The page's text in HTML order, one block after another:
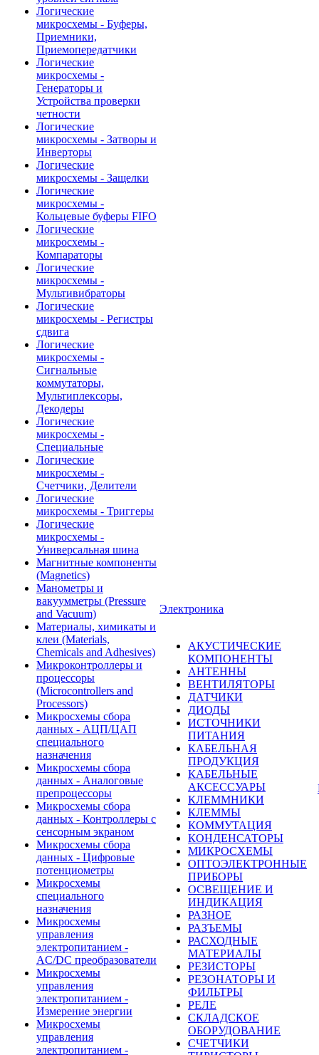
Логические
микросхемы - Буферы,
Приемники,
Приемопередатчики
Логические
микросхемы -
Генераторы и
Устройства проверки
четности
Логические
микросхемы - Затворы и
Инверторы
Логические
микросхемы - Защелки
Логические
микросхемы -
Кольцевые буферы FIFO
Логические
микросхемы -
Компараторы
Логические
микросхемы -
Мультивибраторы
Логические
микросхемы - Регистры
сдвига
Логические
микросхемы -
Сигнальные
коммутаторы,
Мультиплексоры,
Декодеры
Логические
микросхемы -
Специальные
Логические
микросхемы -
Счетчики, Делители
Логические
микросхемы - Триггеры
Логические
микросхемы -
Универсальная шина
Магнитные компоненты
(Magnetics)
Манометры и
вакуумметры (Pressure
and Vacuum)
Материалы, химикаты и
клеи (Materials,
Chemicals and Adhesives)
Микроконтроллеры и
процессоры
(Microcontrollers and
Processors)
Микросхемы сбора
данных - АЦП/ЦАП
специального
назначения
Микросхемы сбора
данных - Аналоговые
препроцессоры
Микросхемы сбора
данных - Контроллеры с
сенсорным экраном
Микросхемы сбора
данных - Цифровые
потенциометры
Микросхемы
специального
назначения
Микросхемы
управления
электропитанием -
AC/DC преобразователи
Микросхемы
управления
электропитанием -
Измерение энергии
Микросхемы
управления
электропитанием -
Электроника
АКУСТИЧЕСКИЕ
КОМПОНЕНТЫ
АНТЕННЫ
ВЕНТИЛЯТОРЫ
ДАТЧИКИ
ДИОДЫ
ИСТОЧНИКИ
ПИТАНИЯ
КАБЕЛЬНАЯ
ПРОДУКЦИЯ
КАБЕЛЬНЫЕ
АКСЕССУАРЫ
КЛЕММНИКИ
КЛЕММЫ
КОММУТАЦИЯ
КОНДЕНСАТОРЫ
МИКРОСХЕМЫ
ОПТОЭЛЕКТРОННЫЕ
ПРИБОРЫ
ОСВЕЩЕНИЕ И
ИНДИКАЦИЯ
РАЗНОЕ
РАЗЪЕМЫ
РАСХОДНЫЕ
МАТЕРИАЛЫ
РЕЗИСТОРЫ
РЕЗОНАТОРЫ И
ФИЛЬТРЫ
РЕЛЕ
СКЛАДСКОЕ
ОБОРУДОВАНИЕ
СЧЕТЧИКИ